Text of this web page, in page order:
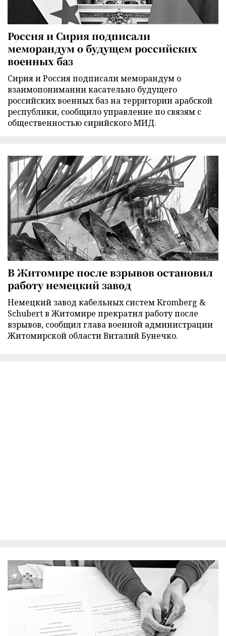
Россия и Сирия подписали
меморандум о будущем российских
военных баз
Сирия и Россия подписали меморандум о
взаимопонимании касательно будущего
российских военных баз на территории арабской
республики, сообщило управление по связям с
общественностью сирийского МИД.
В Житомире после взрывов остановил
работу немецкий завод
Немецкий завод кабельных систем Kromberg &
Schubert в Житомире прекратил работу после
взрывов, сообщил глава военной администрации
Житомирской области Виталий Бунечко.